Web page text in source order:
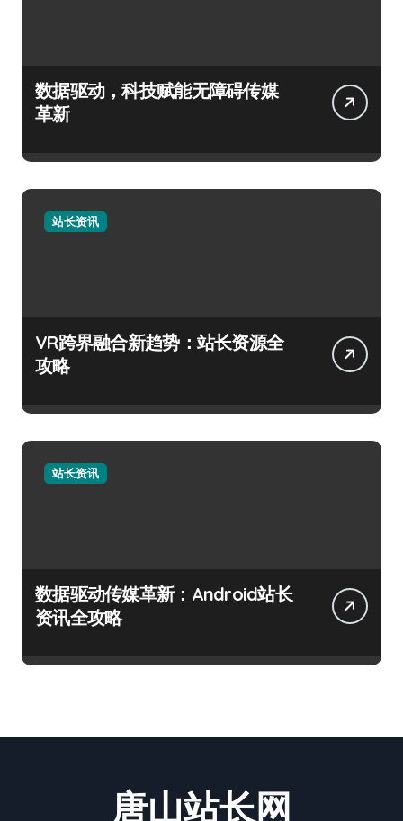
数据驱动，科技赋能无障碍传媒
革新
站长资讯
VR跨界融合新趋势：站长资源全
攻略
站长资讯
数据驱动传媒革新：Android站长
资讯全攻略
唐山站长网